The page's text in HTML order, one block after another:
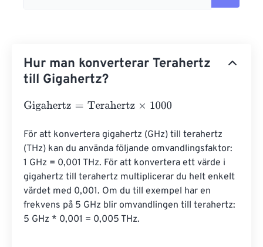
Hur man konverterar Terahertz
till Gigahertz?
Gigahertz=Terahertz×1000
För att konvertera gigahertz (GHz) till terahertz
(THz) kan du använda följande omvandlingsfaktor:
1 GHz = 0,001 THz. För att konvertera ett värde i
gigahertz till terahertz multiplicerar du helt enkelt
värdet med 0,001. Om du till exempel har en
frekvens på 5 GHz blir omvandlingen till terahertz:
5 GHz * 0,001 = 0,005 THz.